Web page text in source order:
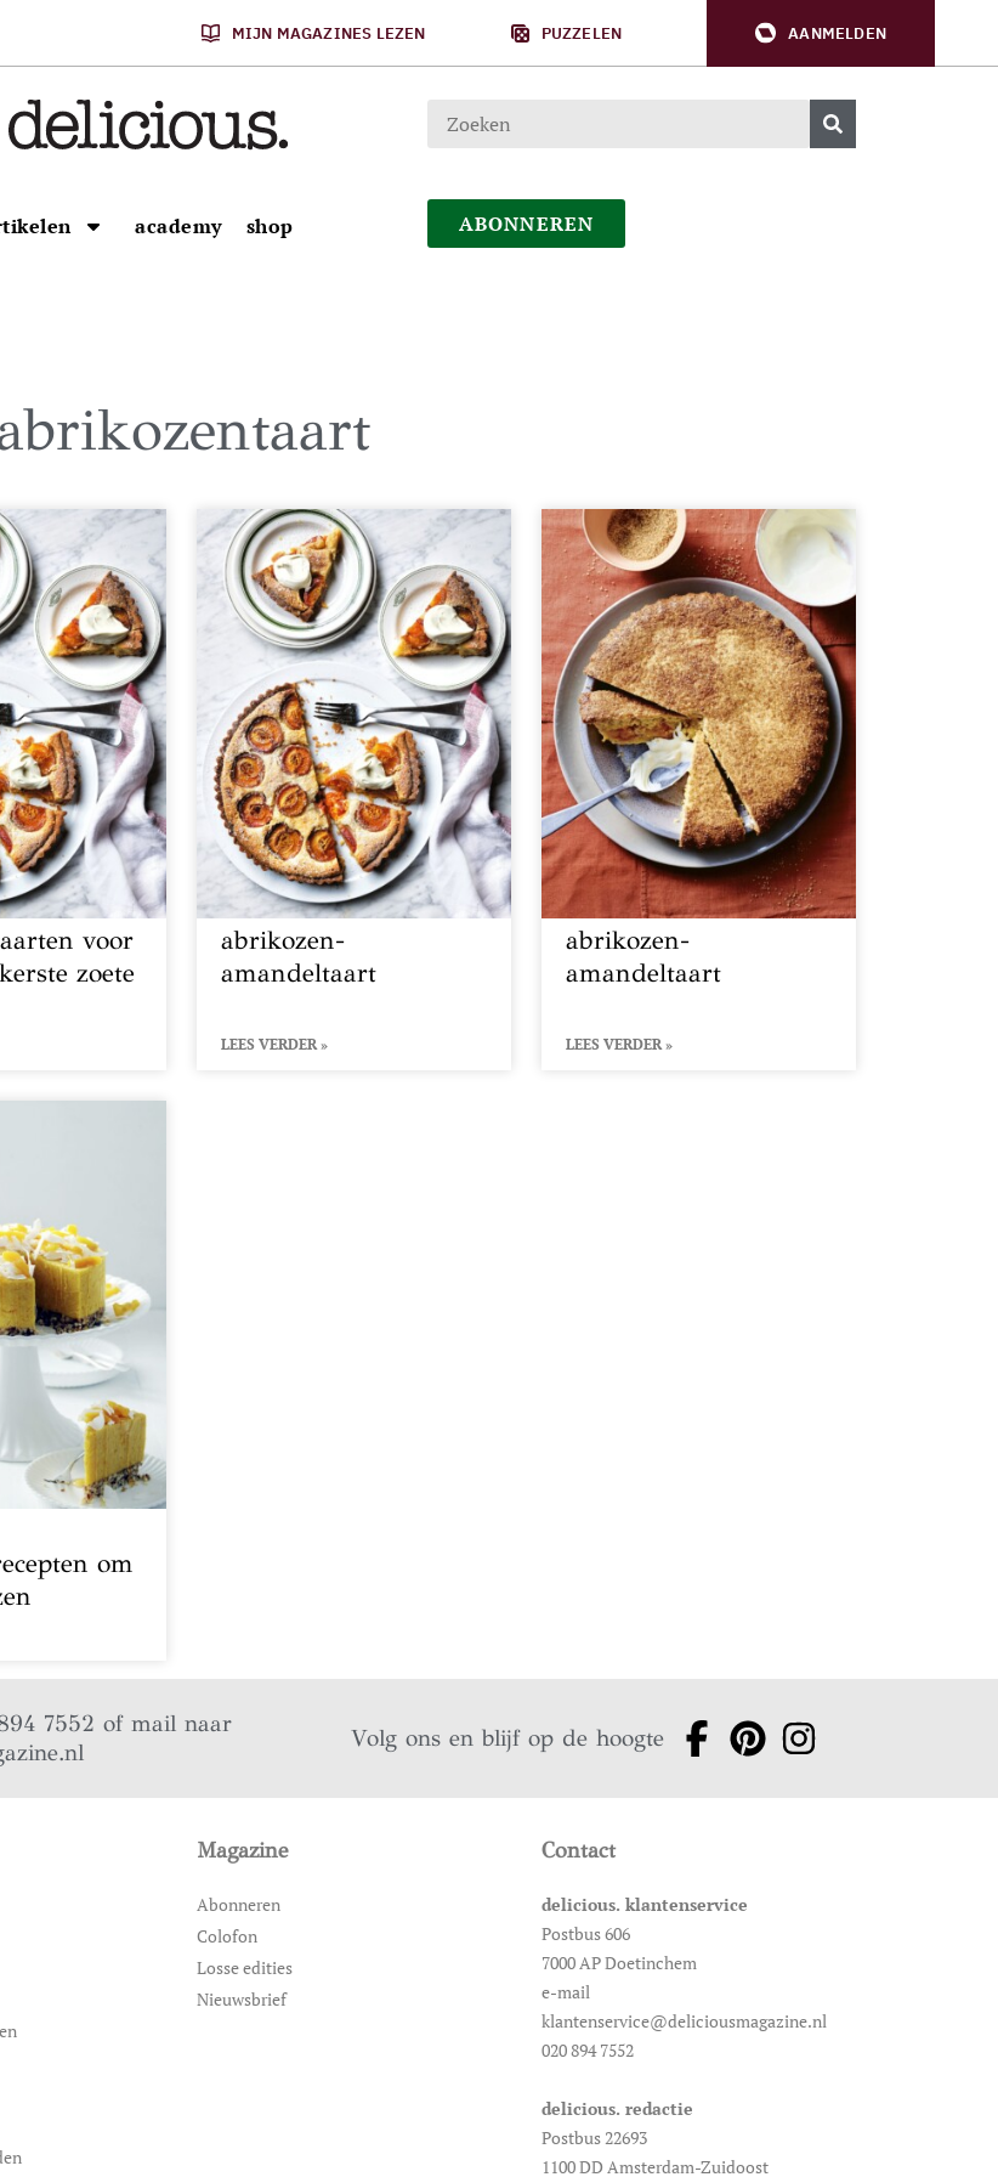
MIJN MAGAZINES LEZEN PUZZELEN AANMELDEN
academy shop ABONNEREN
voor
zoete
abrikozen-
amandeltaart
LEES VERDER »
abrikozen-
amandeltaart
LEES VERDER »
om
7552 of mail naar
Volg ons en blijf op de hoogte
Magazine
Abonneren
Colofon
Losse edities
Nieuwsbrief
Contact
delicious. klantenservice
Postbus 606
7000 AP Doetinchem
e-mail
klantenservice@deliciousmagazine.nl
020 894 7552
delicious. redactie
Postbus 22693
1100 DD Amsterdam-Zuidoost